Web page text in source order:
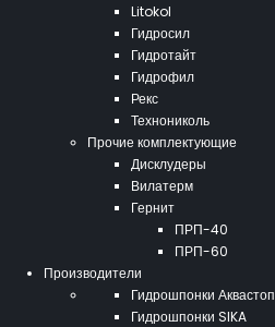
Litokol
Гидросил
Гидротайт
Гидрофил
Рекс
Технониколь
Прочие комплектующие
Дисклудеры
Вилатерм
Гернит
ПРП-40
ПРП-60
Производители
Гидрошпонки Аквастоп
Гидрошпонки SIKA